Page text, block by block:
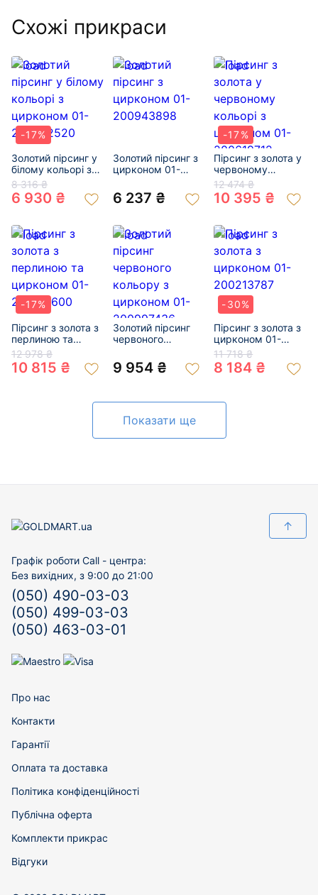
Схожі прикраси
-17%
Золотий пірсинг у
білому кольорі з
цирконом 01-
200452520
8 316 ₴
6 930 ₴
Золотий пірсинг з
цирконом 01-
6 237 ₴
-17%
Пірсинг з золота у
червоному
кольорі з
цирконом 01-
200619712
12 474 ₴
10 395 ₴
-17%
Пірсинг з золота з
перлиною та
цирконом 01-
200817600
12 978 ₴
10 815 ₴
Золотий пірсинг
червоного
цирконом 01-
200997436
9 954 ₴
-30%
Пірсинг з золота з
цирконом 01-
200213787
11 718 ₴
8 184 ₴
Показати ще
↑
Графік роботи Call - центра:
Без вихідних, з 9:00 до 21:00
(050) 490-03-03
(050) 499-03-03
(050) 463-03-01
Про нас
Контакти
Гарантії
Оплата та доставка
Політика конфіденційності
Публічна оферта
Комплекти прикрас
Відгуки